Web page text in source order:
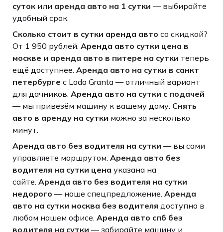
сутокили аренда авто на 1 сутки — выбирайте
удобный срок.
Сколько стоит в сутки аренда авто со скидкой?
От 1 950 рублей. Аренда авто сутки цена в
москве и аренда авто в питере на сутки теперь
ещё доступнее. Аренда авто на сутки в санкт
петербурге с Lada Granta — отличный вариант
для дачников. Аренда авто на сутки с подачей
— мы привезём машину к вашему дому. Снять
авто в аренду на сутки можно за несколько
минут.
Аренда авто без водителя на сутки — вы сами
управляете маршрутом. Аренда авто без
водителя на сутки ценауказана на
сайте. Аренда авто без водителя на сутки
недорого — наше спецпредложение. Аренда
авто на сутки москва без водителя доступна в
любом нашем офисе. Аренда авто спб без
водителя на сутки — забирайте машину и